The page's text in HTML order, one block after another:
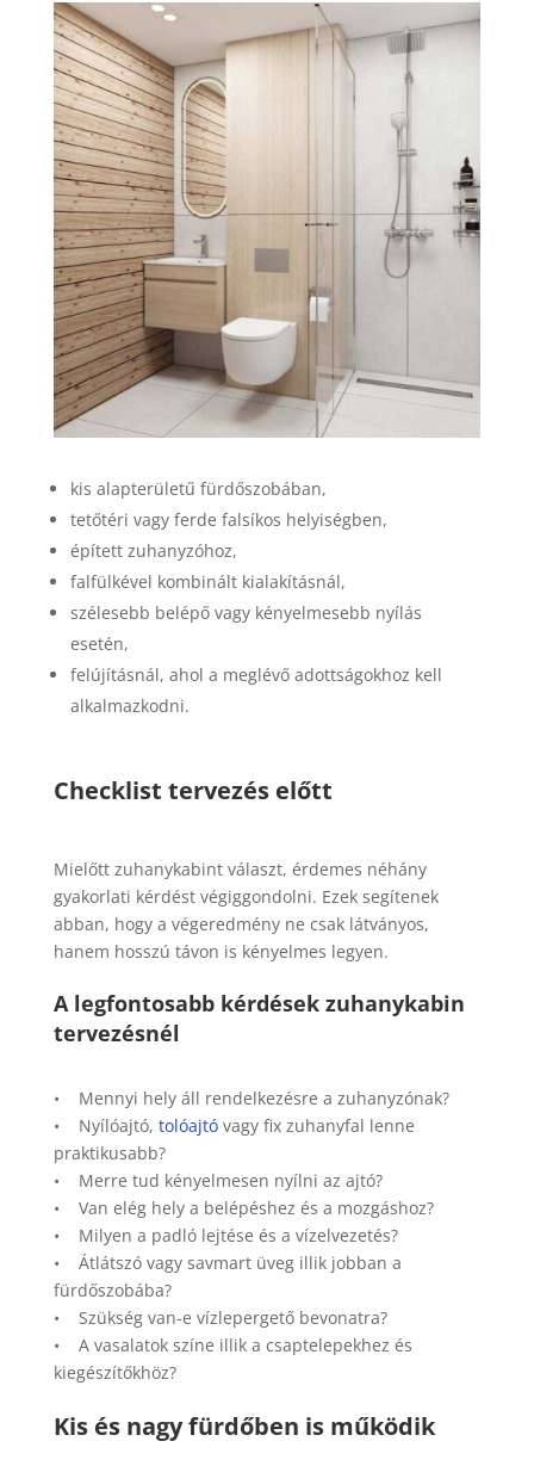
kis alapterületű fürdőszobában,
tetőtéri vagy ferde falsíkos helyiségben,
épített zuhanyzóhoz,
falfülkével kombinált kialakításnál,
szélesebb belépő vagy kényelmesebb nyílás
esetén,
felújításnál, ahol a meglévő adottságokhoz kell
alkalmazkodni.
Checklist tervezés előtt
Mielőtt zuhanykabint választ, érdemes néhány
gyakorlati kérdést végiggondolni. Ezek segítenek
abban, hogy a végeredmény ne csak látványos,
hanem hosszú távon is kényelmes legyen.
A legfontosabb kérdések zuhanykabin
tervezésnél
• Mennyi hely áll rendelkezésre a zuhanyzónak?
• Nyílóajtó, tolóajtóvagy fix zuhanyfal lenne
praktikusabb?
• Merre tud kényelmesen nyílni az ajtó?
• Van elég hely a belépéshez és a mozgáshoz?
• Milyen a padló lejtése és a vízelvezetés?
• Átlátszó vagy savmart üveg illik jobban a
fürdőszobába?
• Szükség van-e vízlepergető bevonatra?
• A vasalatok színe illik a csaptelepekhez és
kiegészítőkhöz?
Kis és nagy fürdőben is működik